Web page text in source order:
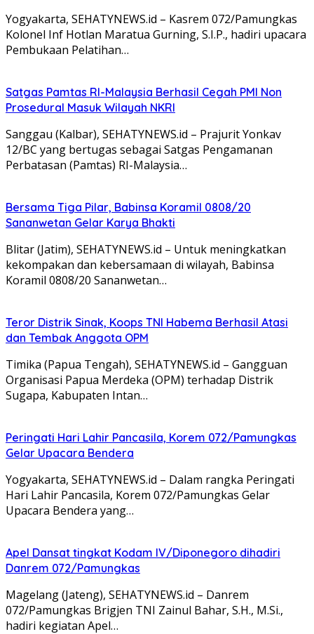
Yogyakarta, SEHATYNEWS.id – Kasrem 072/Pamungkas
Kolonel Inf Hotlan Maratua Gurning, S.I.P., hadiri upacara
Pembukaan Pelatihan…
Satgas Pamtas RI-Malaysia Berhasil Cegah PMI Non
Prosedural Masuk Wilayah NKRI
Sanggau (Kalbar), SEHATYNEWS.id – Prajurit Yonkav
12/BC yang bertugas sebagai Satgas Pengamanan
Perbatasan (Pamtas) RI-Malaysia…
Bersama Tiga Pilar, Babinsa Koramil 0808/20
Sananwetan Gelar Karya Bhakti
Blitar (Jatim), SEHATYNEWS.id – Untuk meningkatkan
kekompakan dan kebersamaan di wilayah, Babinsa
Koramil 0808/20 Sananwetan…
Teror Distrik Sinak, Koops TNI Habema Berhasil Atasi
dan Tembak Anggota OPM
Timika (Papua Tengah), SEHATYNEWS.id – Gangguan
Organisasi Papua Merdeka (OPM) terhadap Distrik
Sugapa, Kabupaten Intan…
Peringati Hari Lahir Pancasila, Korem 072/Pamungkas
Gelar Upacara Bendera
Yogyakarta, SEHATYNEWS.id – Dalam rangka Peringati
Hari Lahir Pancasila, Korem 072/Pamungkas Gelar
Upacara Bendera yang…
Apel Dansat tingkat Kodam lV/Diponegoro dihadiri
Danrem 072/Pamungkas
Magelang (Jateng), SEHATYNEWS.id – Danrem
072/Pamungkas Brigjen TNI Zainul Bahar, S.H., M.Si.,
hadiri kegiatan Apel…